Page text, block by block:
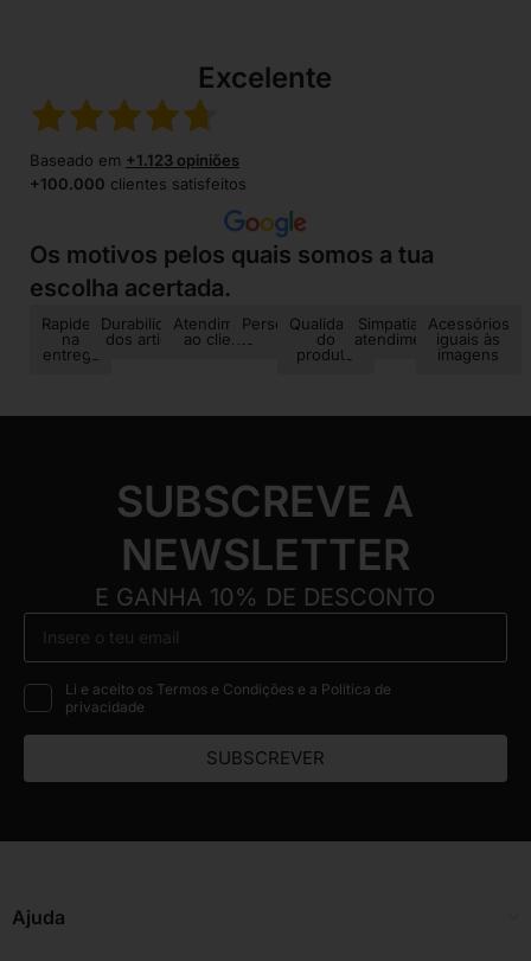
Excelente
Baseado em +1.123 opiniões
+100.000 clientes satisfeitos
Os motivos pelos quais somos a tua
escolha acertada.
Rapidez
na
entrega
Durabilidade
dos artigos
Atendimento
ao cliente
Personalização
Qualidade
do
produto
Simpatia no
atendimento
Acessórios
iguais às
imagens
SUBSCREVE A
NEWSLETTER
E GANHA 10% DE DESCONTO
Li e aceito os Termos e Condições e a Política de
privacidade
SUBSCREVER
Ajuda